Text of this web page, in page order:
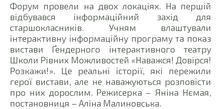
Форум провели на двох локаціях. На першій
відбувався інформаційний захід для
старшокласників. Учням влаштували
інтерактивну інформаційну програму та показ
вистави Ґендерного інтерактивного театру
Школи Рівних Можливостей «Наважся! Довірся!
Розкажи!». Це реальні історії, які пережили
герої вистави, але не наважуються розповісти
про них дорослим. Режисерка – Яніна Нємая,
постановниця – Аліна Малиновська.